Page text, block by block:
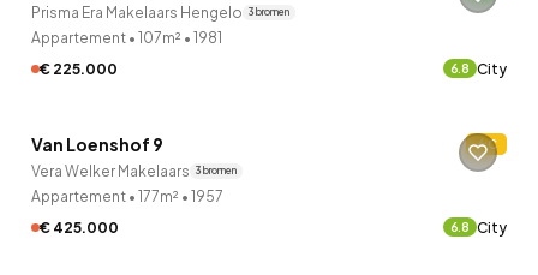
Prisma Era Makelaars Hengelo 3 bronnen
Appartement • 107m² • 1981
€ 225.000
6.8 City
Van Loenshof 9 C
Vera Welker Makelaars 3 bronnen
Appartement • 177m² • 1957
€ 425.000
6.8 City